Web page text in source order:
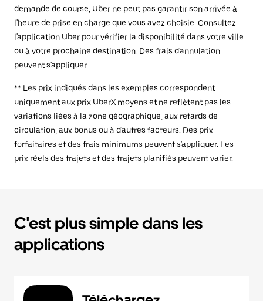
demande de course, Uber ne peut pas garantir son arrivée à
l'heure de prise en charge que vous avez choisie. Consultez
l'application Uber pour vérifier la disponibilité dans votre ville
ou à votre prochaine destination. Des frais d'annulation
peuvent s'appliquer.
** Les prix indiqués dans les exemples correspondent
uniquement aux prix UberX moyens et ne reflètent pas les
variations liées à la zone géographique, aux retards de
circulation, aux bonus ou à d'autres facteurs. Des prix
forfaitaires et des frais minimums peuvent s'appliquer. Les
prix réels des trajets et des trajets planifiés peuvent varier.
C'est plus simple dans les
applications